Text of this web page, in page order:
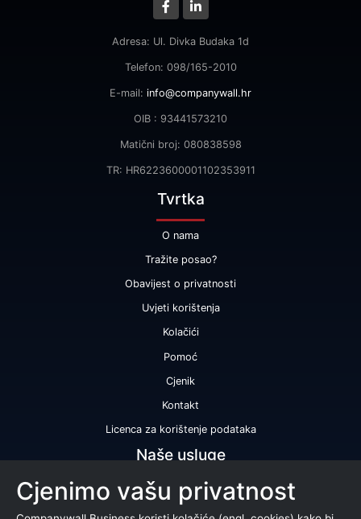
Adresa: Ul. Divka Budaka 1d
Telefon: 098/165-2010
E-mail: info@companywall.hr
OIB : 93441573210
Matični broj: 080838598
TR: HR6223600001102353911
Tvrtka
O nama
Tražite posao?
Obavijest o privatnosti
Uvjeti korištenja
Kolačići
Pomoć
Cjenik
Kontakt
Licenca za korištenje podataka
Naše usluge
Bonitetna ocjena
Bonitetno izvješće
Cjenimo vašu privatnost